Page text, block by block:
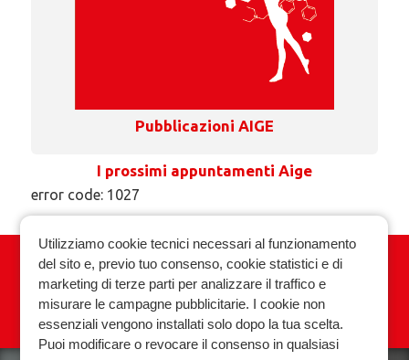
Pubblicazioni AIGE
I prossimi appuntamenti Aige
error code: 1027
Associazione Italiana Ginecologia
Endocrinologica
Privacy policy Cookie policy
Utilizziamo cookie tecnici necessari al funzionamento
del sito e, previo tuo consenso, cookie statistici e di
marketing di terze parti per analizzare il traffico e
misurare le campagne pubblicitarie. I cookie non
essenziali vengono installati solo dopo la tua scelta.
Puoi modificare o revocare il consenso in qualsiasi